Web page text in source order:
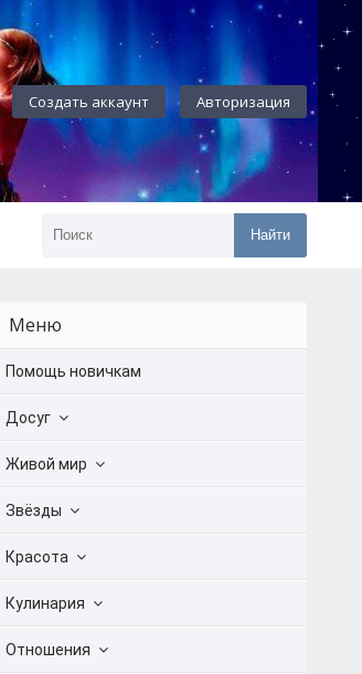
Создать аккаунт Авторизация
Найти
Меню
Помощь новичкам
Досуг
Живой мир
Звёзды
Красота
Кулинария
Отношения